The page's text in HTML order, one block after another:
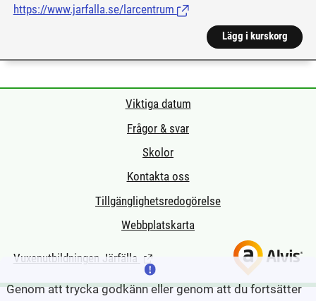
https://www.jarfalla.se/larcentrum (Länk till extern sida.)
Lägg i kurskorg
Viktiga datum
Frågor & svar
Skolor
Kontakta oss
Tillgänglighetsredogörelse
Webbplatskarta
Vuxenutbildningen Järfälla (Länk till extern sida.)
Genom att trycka godkänn eller genom att du fortsätter